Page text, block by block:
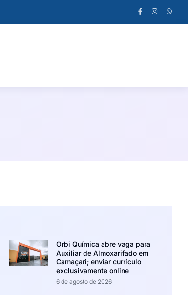
Orbi Química abre vaga para
Auxiliar de Almoxarifado em
Camaçari; enviar currículo
exclusivamente online
6 de agosto de 2026